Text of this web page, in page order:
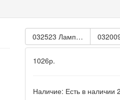
032523 Лампа H7 12V
1026р.
Наличие: Есть в наличии 2